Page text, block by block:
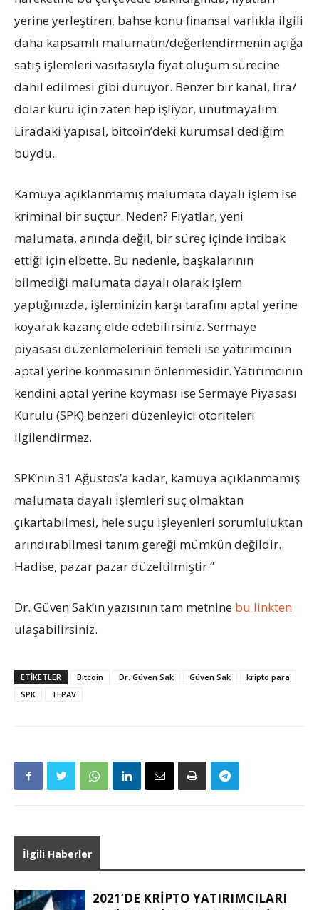
yerine yerleştiren, bahse konu finansal varlıkla ilgili
daha kapsamlı malumatın/değerlendirmenin açığa
satış işlemleri vasıtasıyla fiyat oluşum sürecine
dahil edilmesi gibi duruyor. Benzer bir kanal, lira/
dolar kuru için zaten hep işliyor, unutmayalım.
Liradaki yapısal, bitcoin’deki kurumsal dediğim
buydu.
Kamuya açıklanmamış malumata dayalı işlem ise
kriminal bir suçtur. Neden? Fiyatlar, yeni
malumata, anında değil, bir süreç içinde intibak
ettiği için elbette. Bu nedenle, başkalarının
bilmediği malumata dayalı olarak işlem
yaptığınızda, işleminizin karşı tarafını aptal yerine
koyarak kazanç elde edebilirsiniz. Sermaye
piyasası düzenlemelerinin temeli ise yatırımcının
aptal yerine konmasının önlenmesidir. Yatırımcının
kendini aptal yerine koyması ise Sermaye Piyasası
Kurulu (SPK) benzeri düzenleyici otoriteleri
ilgilendirmez.
SPK’nın 31 Ağustos’a kadar, kamuya açıklanmamış
malumata dayalı işlemleri suç olmaktan
çıkartabilmesi, hele suçu işleyenleri sorumluluktan
arındırabilmesi tanım gereği mümkün değildir.
Hadise, pazar pazar düzeltilmiştir.”
Dr. Güven Sak’ın yazısının tam metnine bu linkten
ulaşabilirsiniz.
ETIKETLER Bitcoin Dr. Güven Sak Güven Sak
kripto para
SPK
TEPAV
İlgili Haberler
2021’DE KRIPTO YATIRIMCILARI